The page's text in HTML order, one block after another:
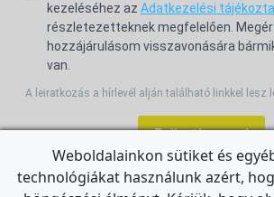
kezeléséhez az Adatkezelési
részletezetteknek megfelelően.
hozzájárulásom visszavonására
van.
A leiratkozás a hírlevél alján található linkkel lesz
Feliratkozom!
Weboldalainkon sütiket és
technológiákat használunk azért,